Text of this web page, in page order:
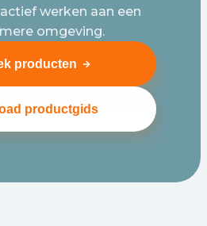
werken aan een
omgeving.
producten
productgids